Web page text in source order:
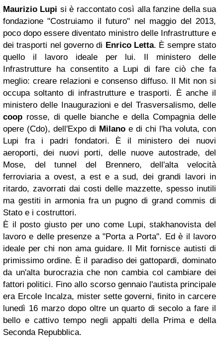
Maurizio Lupi si è raccontato così alla fanzine della sua
fondazione "Costruiamo il futuro" nel maggio del 2013,
poco dopo essere diventato ministro delle Infrastrutture e
dei trasporti nel governo di Enrico Letta. È sempre stato
quello il lavoro ideale per lui. Il ministero delle
Infrastrutture ha consentito a Lupi di fare ciò che fa
meglio: creare relazioni e consenso diffuso. Il Mit non si
occupa soltanto di infrastrutture e trasporti. È anche il
ministero delle Inaugurazioni e del Trasversalismo, delle
coop rosse, di quelle bianche e della Compagnia delle
opere (Cdo), dell'Expo di Milano e di chi l'ha voluta, con
Lupi fra i padri fondatori. È il ministero dei nuovi
aeroporti, dei nuovi porti, delle nuove autostrade, del
Mose, del tunnel del Brennero, dell'alta velocità
ferroviaria a ovest, a est e a sud, dei grandi lavori in
ritardo, zavorrati dai costi delle mazzette, spesso inutili
ma gestiti in armonia fra un pugno di grand commis di
Stato e i costruttori.
È il posto giusto per uno come Lupi, stakhanovista del
lavoro e delle presenze a "Porta a Porta". Ed è il lavoro
ideale per chi non ama guidare. Il Mit fornisce autisti di
primissimo ordine. È il paradiso dei gattopardi, dominato
da un'alta burocrazia che non cambia col cambiare dei
fattori politici. Fino allo scorso gennaio l'autista principale
era Ercole Incalza, mister sette governi, finito in carcere
lunedì 16 marzo dopo oltre un quarto di secolo a fare il
bello e cattivo tempo negli appalti della Prima e della
Seconda Repubblica.